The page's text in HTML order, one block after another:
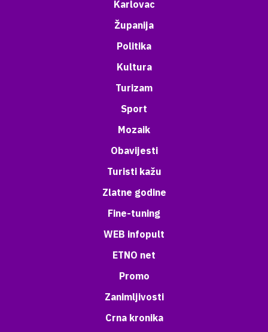
Karlovac
Županija
Politika
Kultura
Turizam
Sport
Mozaik
Obavijesti
Turisti kažu
Zlatne godine
Fine-tuning
WEB infopult
ETNO net
Promo
Zanimljivosti
Crna kronika